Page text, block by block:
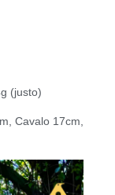
(justo)
Cavalo 17cm,